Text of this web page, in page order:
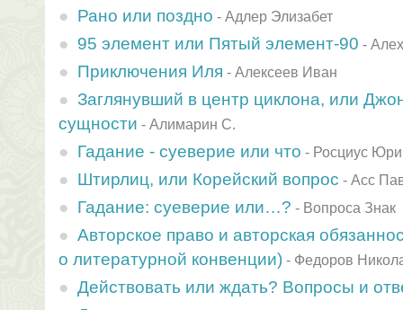
Рано или поздно - Адлер Элизабет
95 элемент или Пятый элемент-90 -
Приключения Иля - Алексеев Иван
Заглянувший в центр циклона, или
сущности - Алимарин С.
Гадание - суеверие или что - Росциус
Штирлиц, или Корейский вопрос - Асс
Гадание: суеверие или…? - Вопроса Знак
Авторское право и авторская
о литературной конвенции) - Федоров
Действовать или ждать? Вопросы и